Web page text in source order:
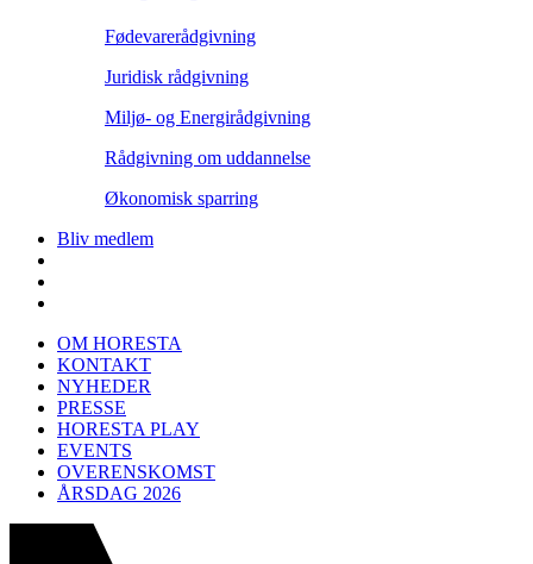
Fødevarerådgivning
Juridisk rådgivning
Miljø- og Energirådgivning
Rådgivning om uddannelse
Økonomisk sparring
Bliv medlem
OM HORESTA
KONTAKT
NYHEDER
PRESSE
HORESTA PLAY
EVENTS
OVERENSKOMST
ÅRSDAG 2026